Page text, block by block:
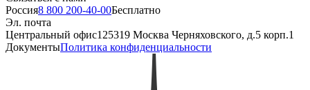
Россия8 800 200-40-00Бесплатно
Эл. почта
Центральный офис125319 Москва Черняховского, д.5 корп.1
ДокументыПолитика конфиденциальности